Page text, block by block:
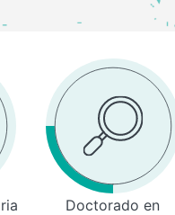
Doctorado en